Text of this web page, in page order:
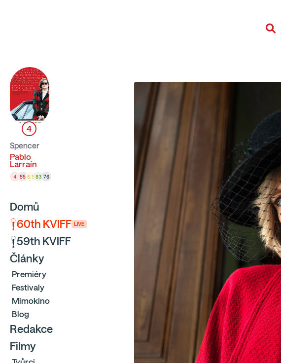
4
Spencer
Pablo
Larraín
4 55 6.5 83 76
Domů
60th KVIFF LIVE
59th KVIFF
Články
Premiéry
Festivaly
Mimokino
Blog
Redakce
Filmy